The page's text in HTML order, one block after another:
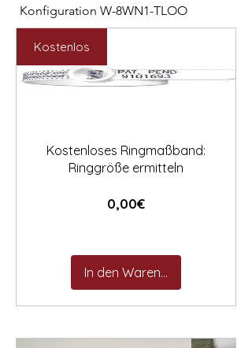
Konfiguration W-8WN1-TLOO
Preis
2.547,00 €
Preis
Kostenlos
Kostenloses Ringmaßband:
Ringgröße ermitteln
0,00€Preis
In den Warenkorb